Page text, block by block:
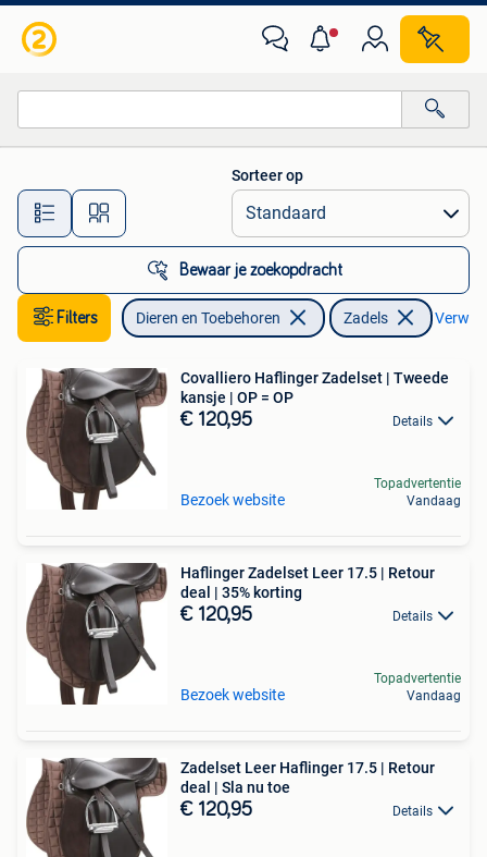
Alle afstanden…
Sorteer op
Bewaar je zoekopdracht
Filters Dieren en Toebehoren Zadels
Covalliero Haflinger Zadelset | Tweede
kansje | OP = OP
€ 120,95 Details
Bezoek website
Topadvertentie
Vandaag
Haflinger Zadelset Leer 17.5 | Retour
deal | 35% korting
€ 120,95 Details
Bezoek website
Topadvertentie
Vandaag
Zadelset Leer Haflinger 17.5 | Retour
deal | Sla nu toe
€ 120,95 Details